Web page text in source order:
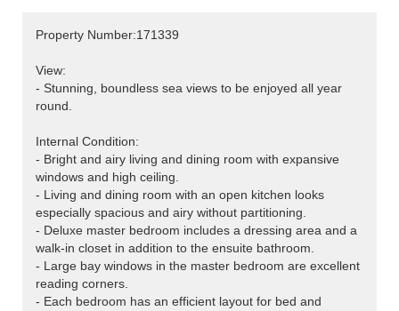
Property Number:171339
View:
- Stunning, boundless sea views to be enjoyed all year
round.
Internal Condition:
- Bright and airy living and dining room with expansive
windows and high ceiling.
- Living and dining room with an open kitchen looks
especially spacious and airy without partitioning.
- Deluxe master bedroom includes a dressing area and a
walk-in closet in addition to the ensuite bathroom.
- Large bay windows in the master bedroom are excellent
reading corners.
- Each bedroom has an efficient layout for bed and